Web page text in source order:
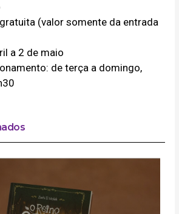
(valor somente da entrada
a 2 de maio
de terça a domingo,